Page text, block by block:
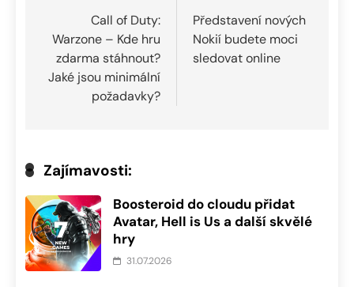
příspěvek
Call of Duty:
Warzone – Kde hru
zdarma stáhnout?
Jaké jsou minimální
požadavky?
Představení nových
Nokií budete moci
sledovat online
Zajímavosti:
Boosteroid do cloudu přidat
Avatar, Hell is Us a další skvělé
hry
31.07.2026